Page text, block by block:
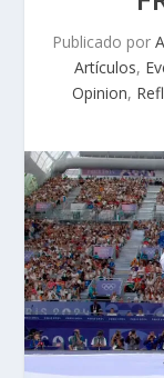
Publicado por
Artículos,
Opinion,